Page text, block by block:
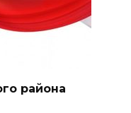
района